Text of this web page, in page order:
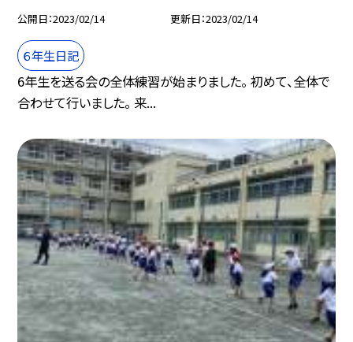
公開日 2023/02/14 更新日 2023/02/14
６年生日記
6年生を送る会の全体練習が始まりました。 初めて、全体で
合わせて行いました。 来...